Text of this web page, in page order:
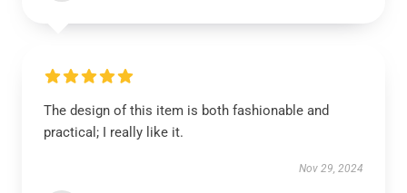
The design of this item is both fashionable and
practical; I really like it.
Nov 29, 2024